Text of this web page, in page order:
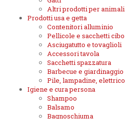
Altri prodotti per animali
Prodotti usa e getta
Contenitori alluminio
Pellicole e sacchetti cibo
Asciugatutto e tovaglioli
Accessori tavola
Sacchetti spazzatura
Barbecue e giardinaggio
Pile, lampadine, elettrico
Igiene e cura persona
Shampoo
Balsamo
Bagnoschiuma